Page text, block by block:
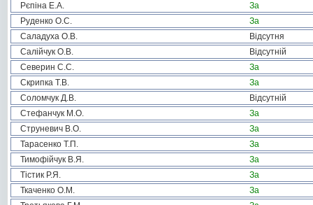
Рєпіна Е.А.
За
Руденко О.С.
За
Саладуха О.В.
Відсутня
Салійчук О.В.
Відсутній
Северин С.С.
За
Скрипка Т.В.
За
Соломчук Д.В.
Відсутній
Стефанчук М.О.
За
Струневич В.О.
За
Тарасенко Т.П.
За
Тимофійчук В.Я.
За
Тістик Р.Я.
За
Ткаченко О.М.
За